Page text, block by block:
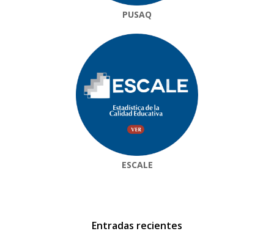
PUSAQ
ESCALE
Entradas recientes